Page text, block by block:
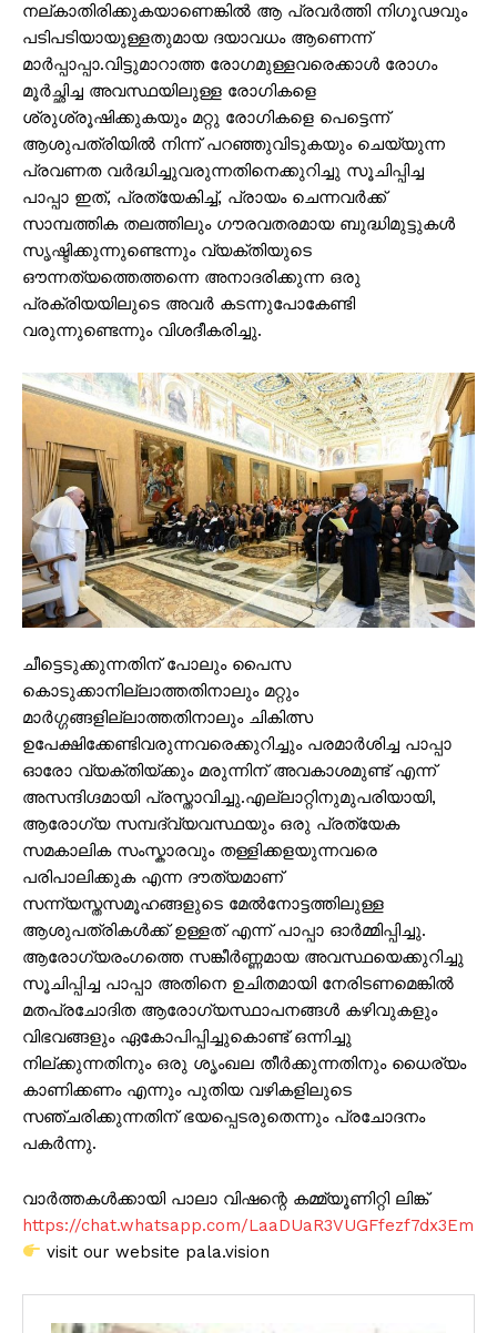
നല്കാതിരിക്കുകയാണെങ്കിൽ ആ പ്രവർത്തി നിഗൂഢവും
പടിപടിയായുള്ളതുമായ ദയാവധം ആണെന്ന്
മാർപ്പാപ്പാ.വിട്ടുമാറാത്ത രോഗമുള്ളവരെക്കാൾ രോഗം
മൂർച്ഛിച്ച അവസ്ഥയിലുള്ള രോഗികളെ
ശ്രുശ്രൂഷിക്കുകയും മറ്റു രോഗികളെ പെട്ടെന്ന്
ആശുപത്രിയിൽ നിന്ന് പറഞ്ഞുവിടുകയും ചെയ്യുന്ന
പ്രവണത വർദ്ധിച്ചുവരുന്നതിനെക്കുറിച്ചു സൂചിപ്പിച്ച
പാപ്പാ ഇത്, പ്രത്യേകിച്ച്, പ്രായം ചെന്നവർക്ക്
സാമ്പത്തിക തലത്തിലും ഗൗരവതരമായ ബുദ്ധിമുട്ടുകൾ
സൃഷ്ടിക്കുന്നുണ്ടെന്നും വ്യക്തിയുടെ
ഔന്നത്യത്തെത്തന്നെ അനാദരിക്കുന്ന ഒരു
പ്രക്രിയയിലുടെ അവർ കടന്നുപോകേണ്ടി
വരുന്നുണ്ടെന്നും വിശദീകരിച്ചു.
ചീട്ടെടുക്കുന്നതിന് പോലും പൈസ
കൊടുക്കാനില്ലാത്തതിനാലും മറ്റും
മാർഗ്ഗങ്ങളില്ലാത്തതിനാലും ചികിത്സ
ഉപേക്ഷിക്കേണ്ടിവരുന്നവരെക്കുറിച്ചും പരമാർശിച്ച പാപ്പാ
ഓരോ വ്യക്തിയ്ക്കും മരുന്നിന് അവകാശമുണ്ട് എന്ന്
അസന്ദിഗ്ദമായി പ്രസ്താവിച്ചു.എല്ലാറ്റിനുമുപരിയായി,
ആരോഗ്യ സമ്പദ്‌വ്യവസ്ഥയും ഒരു പ്രത്യേക
സമകാലിക സംസ്കാരവും തള്ളിക്കളയുന്നവരെ
പരിപാലിക്കുക എന്ന ദൗത്യമാണ്
സന്ന്യസ്തസമൂഹങ്ങളുടെ മേൽനോട്ടത്തിലുള്ള
ആശുപത്രികൾക്ക് ഉള്ളത് എന്ന് പാപ്പാ ഓർമ്മിപ്പിച്ചു.
ആരോഗ്യരംഗത്തെ സങ്കീർണ്ണമായ അവസ്ഥയെക്കുറിച്ചു
സൂചിപ്പിച്ച പാപ്പാ അതിനെ ഉചിതമായി നേരിടണമെങ്കിൽ
മതപ്രചോദിത ആരോഗ്യസ്ഥാപനങ്ങൾ കഴിവുകളും
വിഭവങ്ങളും ഏകോപിപ്പിച്ചുകൊണ്ട് ഒന്നിച്ചു
നില്ക്കുന്നതിനും ഒരു ശൃംഖല തീർക്കുന്നതിനും ധൈര്യം
കാണിക്കണം എന്നും പുതിയ വഴികളിലുടെ
സഞ്ചരിക്കുന്നതിന് ഭയപ്പെടരുതെന്നും പ്രചോദനം
പകർന്നു.
വാർത്തകൾക്കായി പാലാ വിഷന്റെ കമ്മ്യൂണിറ്റി ലിങ്ക്
https://chat.whatsapp.com/LaaDUaR3VUGFfezf7dx3Em
visit our website pala.vision